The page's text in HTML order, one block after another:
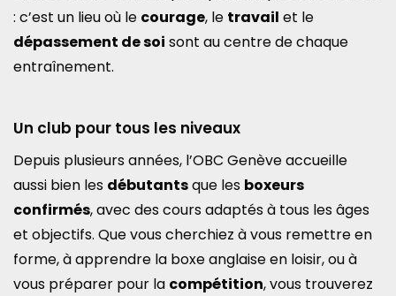
: c’est un lieu où le courage, le travail et le
dépassement de soi sont au centre de chaque
entraînement.
Un club pour tous les niveaux
Depuis plusieurs années, l’OBC Genève accueille
aussi bien les débutantsque les boxeurs
confirmés, avec des cours adaptés à tous les âges
et objectifs. Que vous cherchiez à vous remettre en
forme, à apprendre la boxe anglaise en loisir, ou à
vous préparer pour la compétition, vous trouverez